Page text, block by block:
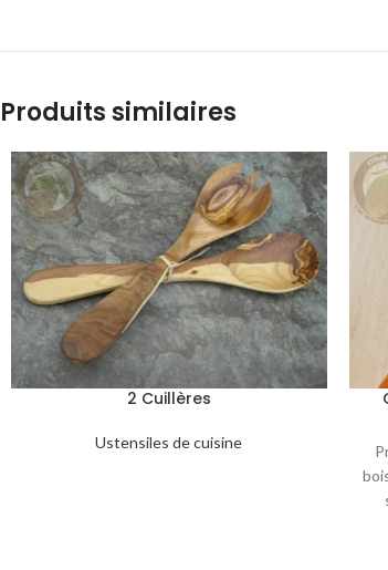
Produits similaires
2 Cuillères
Ustensiles de cuisine